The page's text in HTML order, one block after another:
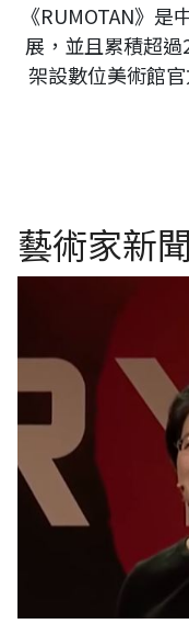
《RUMOTAN》
展，並且累積超
架設數位美術館
藝術家新